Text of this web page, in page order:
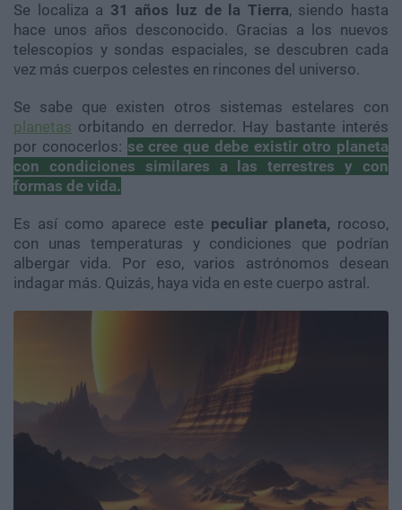
Se localiza a 31 años luz de la Tierra, siendo hasta
hace unos años desconocido. Gracias a los nuevos
telescopios y sondas espaciales, se descubren cada
vez más cuerpos celestes en rincones del universo.
Se sabe que existen otros sistemas estelares con
planetas orbitando en derredor. Hay bastante interés
por conocerlos: se cree que debe existir otro planeta
con condiciones similares a las terrestres y con
formas de vida.
Es así como aparece este peculiar planeta, rocoso,
con unas temperaturas y condiciones que podrían
albergar vida. Por eso, varios astrónomos desean
indagar más. Quizás, haya vida en este cuerpo astral.